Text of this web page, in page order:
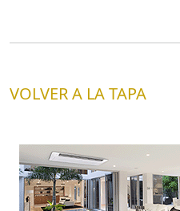
VOLVER A LA TAPA